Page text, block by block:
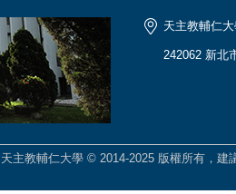
天主教輔仁
242062 新北
| 天主教輔仁大學 © 2014-2025 版權所有，